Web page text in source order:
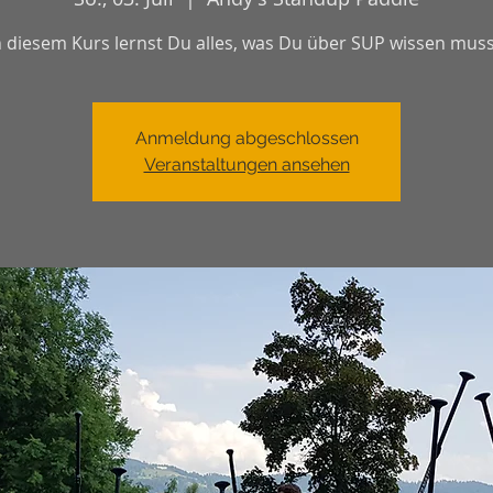
diesem Kurs lernst Du alles, was Du über SUP wissen
Anmeldung abgeschlossen
Veranstaltungen ansehen